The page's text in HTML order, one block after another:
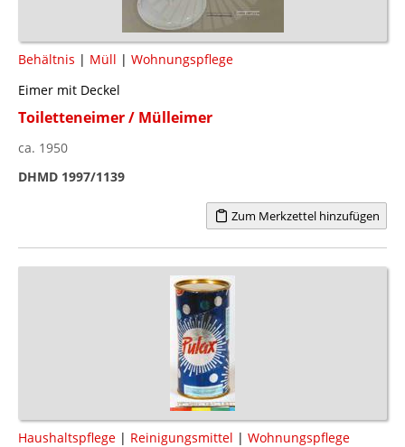
Behältnis | Müll | Wohnungspflege
Eimer mit Deckel
Toiletteneimer / Mülleimer
ca. 1950
DHMD 1997/1139
Zum Merkzettel hinzufügen
Haushaltspflege | Reinigungsmittel | Wohnungspflege